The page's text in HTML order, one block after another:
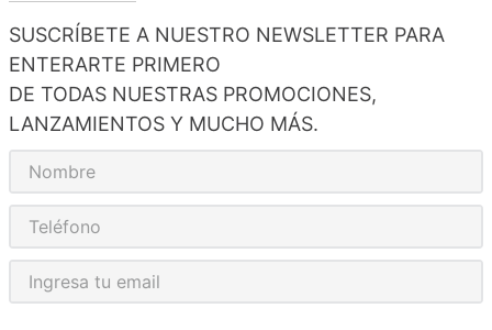
SUSCRÍBETE A NUESTRO NEWSLETTER PARA
ENTERARTE PRIMERO
DE TODAS NUESTRAS PROMOCIONES,
LANZAMIENTOS Y MUCHO MÁS.